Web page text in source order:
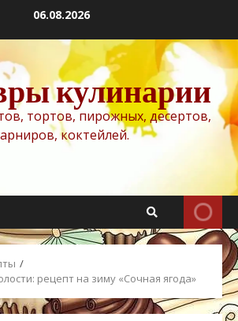
06.08.2026
кулинарии
тортов, пирожных, десертов,
коктейлей.
рецепт на зиму «Сочная ягода»